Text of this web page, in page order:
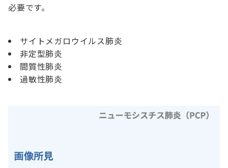
必要です。
サイトメガロウイルス肺炎
非定型肺炎
間質性肺炎
過敏性肺炎